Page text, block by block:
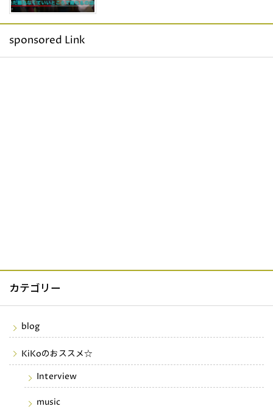
sponsored Link
カテゴリー
blog
KiKoのおススメ☆
Interview
music